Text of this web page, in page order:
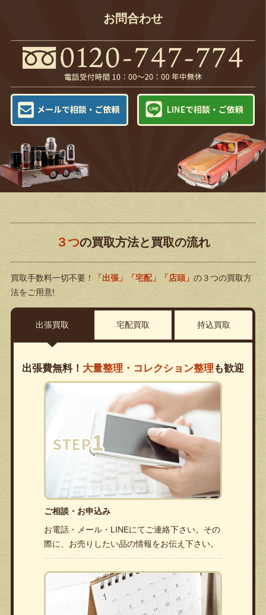
お問合わせ
３つの買取方法と買取の流れ
買取手数料一切不要！ 「出張」「宅配」「店頭」 の３つの買取方
法をご用意!
出張買取 宅配買取 持込買取
出張費無料！ 大量整理・コレクション整理 も歓迎
ご相談・お申込み
お電話・メール・LINEにてご連絡下さい。その
際に、お売りしたい品の情報をお伝え下さい。